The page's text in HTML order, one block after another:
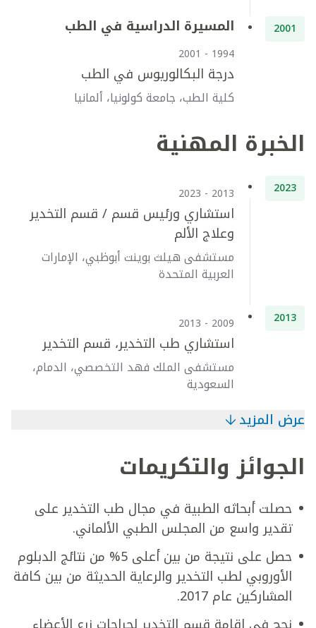
2001 المسيرة الدراسية في الطب
1994 - 2001
درجة البكالوريوس في الطب
كلية الطب، جامعة كولونيا، ألمانيا
الخبرة المهنية
2023
2013 - 2023
استشاري ورئيس قسم / قسم التخدير
وعلاج الألم
مستشفى هيلث بوينت أبوظبي، الإمارات
العربية المتحدة
2013
2009 - 2013
استشاري طب التخدير، قسم التخدير
مستشفى الملك فهد التخصصي، الدمام،
السعودية
عرض المزيد
الجوائز والتكريمات
حصلت أبحاثه الطبية في مجال طب التخدير على
تقدير واسع من المجلس الطبي الألماني.
حصل على نتيجة من بين أعلى 5% من نتائج الدبلوم
الأوروبي لطب التخدير والرعاية الحديثة من بين كافة
المشاركين عام 2017.